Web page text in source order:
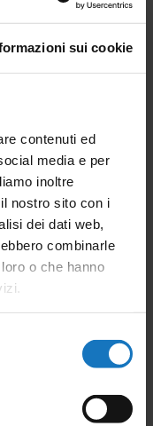
sui cookie
contenuti ed
media e per
inoltre
nostro sito con i
dei dati web,
combinarle
o che hanno
chiamaci al